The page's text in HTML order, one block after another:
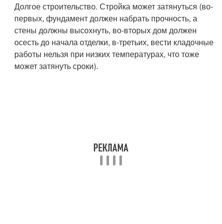
Долгое строительство. Стройка может затянуться (во-
первых, фундамент должен набрать прочность, а
стены должны высохнуть, во-вторых дом должен
осесть до начала отделки, в-третьих, вести кладочные
работы нельзя при низких температурах, что тоже
может затянуть сроки).